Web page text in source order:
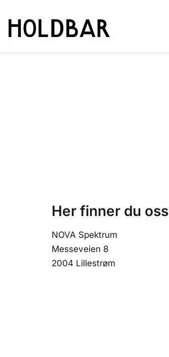
Her finner du oss
NOVA Spektrum
Messeveien 8
2004 Lillestrøm